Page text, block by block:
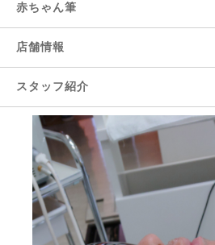
赤ちゃん筆
店舗情報
スタッフ紹介